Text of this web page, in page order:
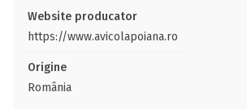
Website producator
https://www.avicolapoiana.ro
Origine
România